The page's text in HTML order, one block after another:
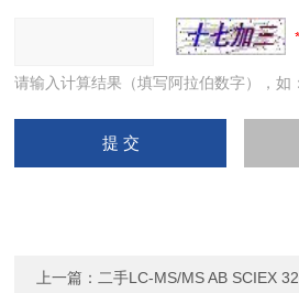
请输入计算结果（填写阿拉伯数字），如
上一篇： 二手LC-MS/MS AB SCIEX